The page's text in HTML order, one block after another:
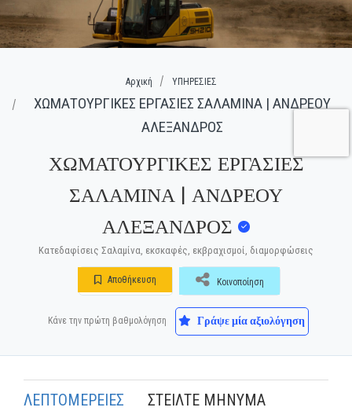
Αρχική ΥΠΗΡΕΣΙΕΣ
ΧΩΜΑΤΟΥΡΓΙΚΕΣ ΕΡΓΑΣΙΕΣ ΣΑΛΑΜΙΝΑ | ΑΝΔΡΕΟΥ
ΑΛΕΞΑΝΔΡΟΣ
ΧΩΜΑΤΟΥΡΓΙΚΕΣ ΕΡΓΑΣΙΕΣ
ΣΑΛΑΜΙΝΑ | ΑΝΔΡΕΟΥ
ΑΛΕΞΑΝΔΡΟΣ
Κατεδαφίσεις Σαλαμίνα, εκσκαφές, εκβραχισμοί, διαμορφώσεις
Αποθήκευση Κοινοποίηση
Κάνε την πρώτη βαθμολόγηση Γράψε μία αξιολόγηση
ΛΕΠΤΟΜΕΡΕΙΕΣ ΣΤΕΙΛΤΕ ΜΗΝΥΜΑ